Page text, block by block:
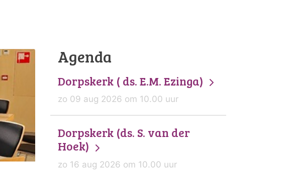
Agenda
Dorpskerk ( ds. E.M. Ezinga)
zo 09 aug 2026 om 10.00 uur
Dorpskerk (ds. S. van der
Hoek)
zo 16 aug 2026 om 10.00 uur